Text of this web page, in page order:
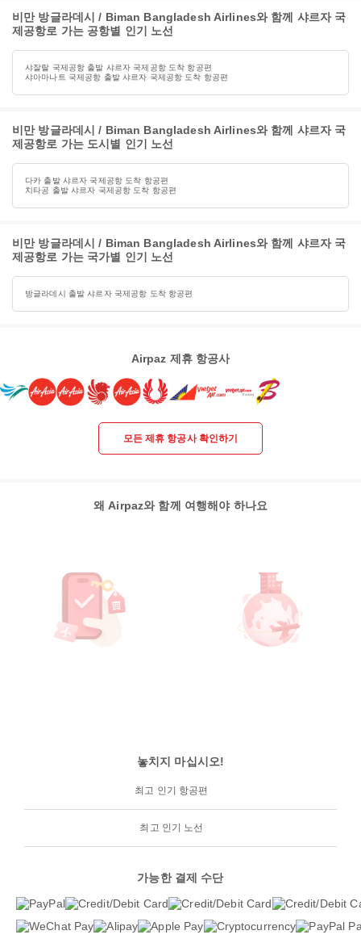
비만 방글라데시 / Biman Bangladesh Airlines와 함께 샤르자 국
제공항로 가는 공항별 인기 노선
샤잘랄 국제공항 출발 샤르자 국제공항 도착 항공편
샤아마나트 국제공항 출발 샤르자 국제공항 도착 항공편
비만 방글라데시 / Biman Bangladesh Airlines와 함께 샤르자 국
제공항로 가는 도시별 인기 노선
다카 출발 샤르자 국제공항 도착 항공편
치타공 출발 샤르자 국제공항 도착 항공편
비만 방글라데시 / Biman Bangladesh Airlines와 함께 샤르자 국
제공항로 가는 국가별 인기 노선
방글라데시 출발 샤르자 국제공항 도착 항공편
Airpaz 제휴 항공사
모든 제휴 항공사 확인하기
왜 Airpaz와 함께 여행해야 하나요
놓치지 마십시오!
최고 인기 항공편
최고 인기 노선
가능한 결제 수단